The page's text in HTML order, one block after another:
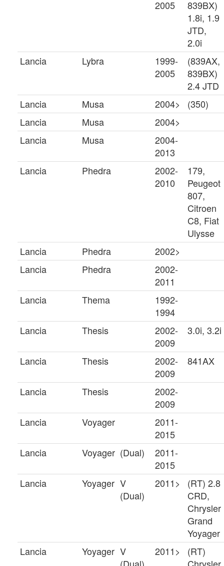
2005
839BX)
1.8i, 1.9
JTD,
2.0i
Lancia
Lybra
1999-
2005
(839AX,
839BX)
2.4 JTD
Lancia
Musa 2004>
(350)
Lancia
Musa
2004>
Lancia
Musa
2004-
2013
Lancia
Phedra
2002-
2010
179,
Peugeot
807,
Citroen
C8, Fiat
Ulysse
Lancia
Phedra
2002>
Lancia
Phedra
2002-
2011
Lancia
Thema
1992-
1994
Lancia
Thesis
2002-
2009
3.0i, 3.2i
Lancia Thesis
2002-
2009
841AX
Lancia Thesis
2002-
2009
Lancia
Voyager
2011-
2015
Lancia
Voyager (Dual)
2011-
2015
Lancia
Yoyager V
(Dual)
2011>
(RT) 2.8
CRD,
Chrysler
Grand
Yoyager
Lancia
Yoyager V
2011>
(RT)